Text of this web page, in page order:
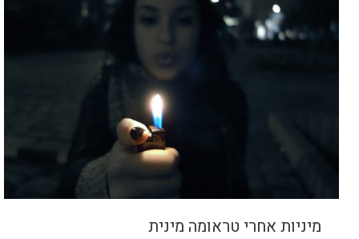
מאמרים
מיניות אחרי טראומה מינית